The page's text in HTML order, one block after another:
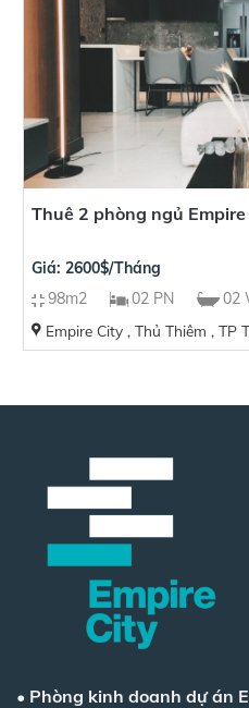
Thuê 2 phòng ngủ
Giá: 2600$/Tháng
98m2
02 PN 02
Empire City , Thủ Thiêm , TP
• Phòng kinh doanh dự án